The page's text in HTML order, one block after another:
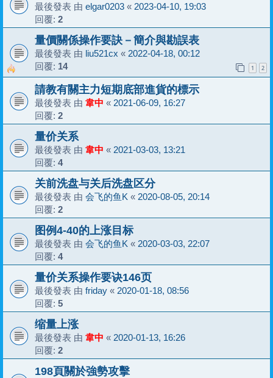
最後發表 由 elgar0203 « 2023-04-10, 19:03
回覆: 2
量價關係操作要訣－簡介與勘誤表
最後發表 由 liu521cx « 2022-04-18, 00:12
回覆: 14 1 2
請教有關主力短期底部進貨的標示
最後發表 由 韋中 « 2021-06-09, 16:27
回覆: 2
量价关系
最後發表 由 韋中 « 2021-03-03, 13:21
回覆: 4
关前洗盘与关后洗盘区分
最後發表 由 会飞的鱼K « 2020-08-05, 20:14
回覆: 2
图例4-40的上涨目标
最後發表 由 会飞的鱼K « 2020-03-03, 22:07
回覆: 4
量价关系操作要诀146页
最後發表 由 friday « 2020-01-18, 08:56
回覆: 5
缩量上涨
最後發表 由 韋中 « 2020-01-13, 16:26
回覆: 2
198頁關於強勢攻擊